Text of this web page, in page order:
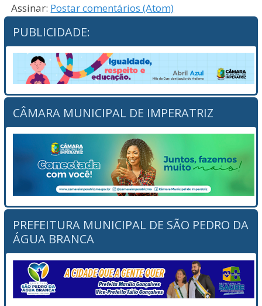
Assinar: Postar comentários (Atom)
PUBLICIDADE:
CÂMARA MUNICIPAL DE IMPERATRIZ
PREFEITURA MUNICIPAL DE SÃO PEDRO DA
ÁGUA BRANCA